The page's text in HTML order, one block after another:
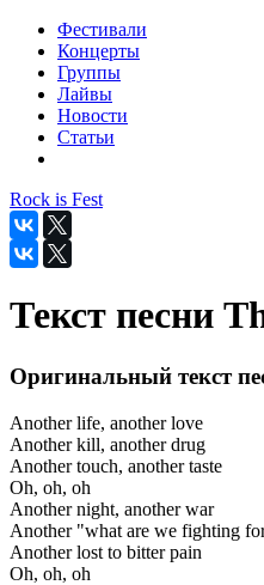
Фестивали
Концерты
Группы
Лайвы
Новости
Статьи
Rock is Fest
Текст песни
Оригинальный текст
Another life, another love
Another kill, another drug
Another touch, another taste
Oh, oh, oh
Another night, another war
Another "what are we fighting
Another lost to bitter pain
Oh, oh, oh